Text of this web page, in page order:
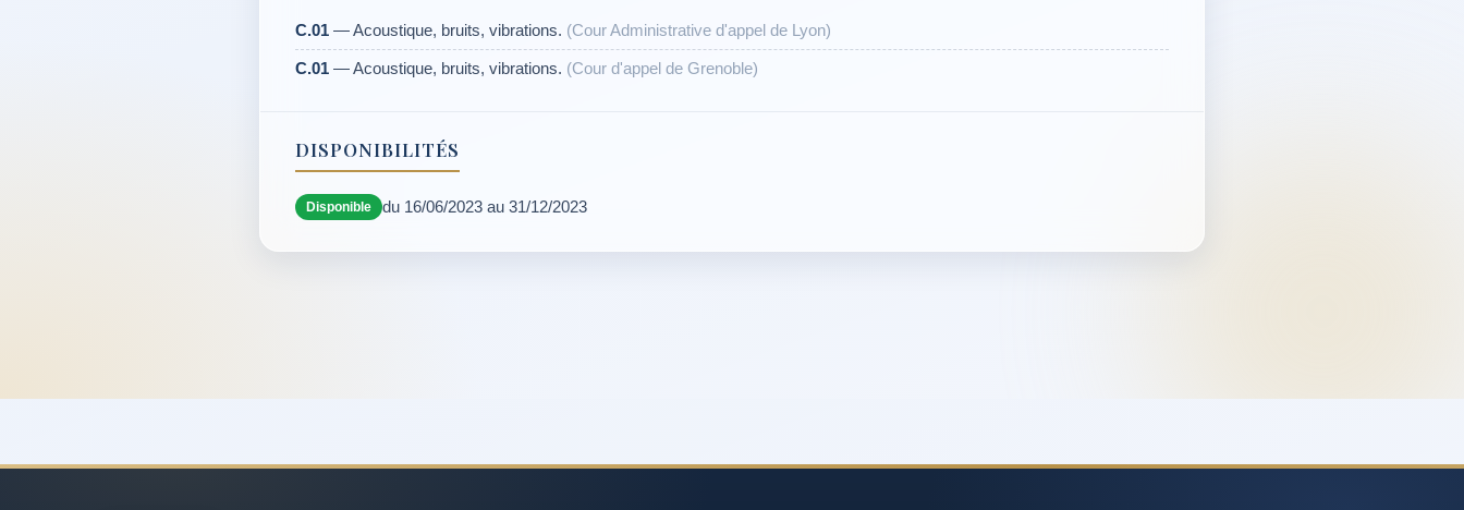
C.01 — Acoustique, bruits, vibrations. (Cour Administrative d'appel de Lyon)
C.01 — Acoustique, bruits, vibrations. (Cour d'appel de Grenoble)
DISPONIBILITÉS
Disponible du 16/06/2023 au 31/12/2023